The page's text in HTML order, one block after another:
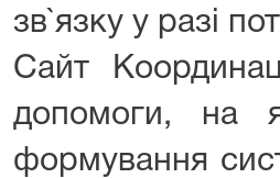
зв`язку у разі
Сайт
допомоги, на
формування